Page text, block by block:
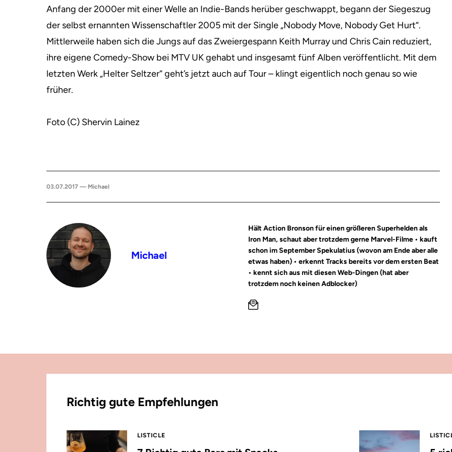
Anfang der 2000er mit einer Welle an Indie-Bands herüber geschwappt, begann der Siegeszug
der selbst ernannten Wissenschaftler 2005 mit der Single „Nobody Move, Nobody Get Hurt“.
Mittlerweile haben sich die Jungs auf das Zweiergespann Keith Murray und Chris Cain reduziert,
ihre eigene Comedy-Show bei MTV UK gehabt und insgesamt fünf Alben veröffentlicht. Mit dem
letzten Werk „Helter Seltzer“ geht’s jetzt auch auf Tour – klingt eigentlich noch genau so wie
früher.
Foto (C) Shervin Lainez
03.07.2017 — Michael
Michael
Hält Action Bronson für einen größeren Superhelden als
Iron Man, schaut aber trotzdem gerne Marvel-Filme • kauft
schon im September Spekulatius (wovon am Ende aber alle
etwas haben) • erkennt Tracks bereits vor dem ersten Beat
• kennt sich aus mit diesen Web-Dingen (hat aber
trotzdem noch keinen Adblocker)
Richtig gute Empfehlungen
LISTICLE